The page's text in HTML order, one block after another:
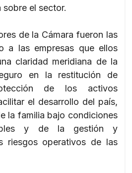
el sector.
de la Cámara fueron las
a las empresas que ellos
claridad meridiana de la
en la restitución de
de los activos
el desarrollo del país,
la familia bajo condiciones
y de la gestión y
riesgos operativos de las